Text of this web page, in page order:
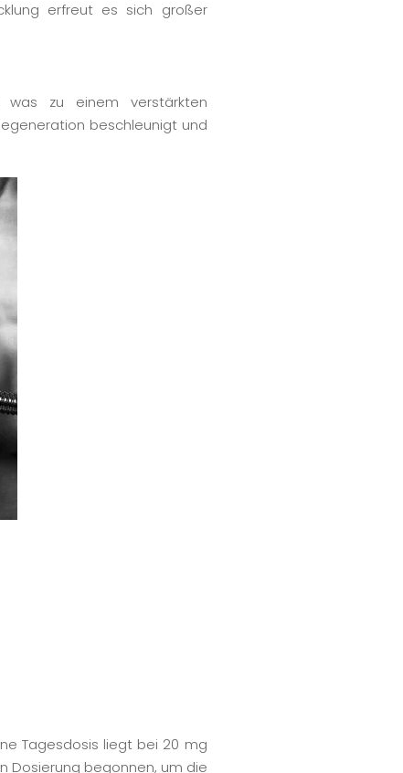
erfreut es sich großer
zu einem verstärkten
beschleunigt und
Tagesdosis liegt bei 20 mg
Dosierung begonnen, um die